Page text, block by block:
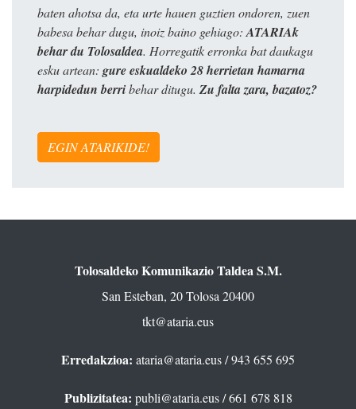
baten ahotsa da, eta urte hauen guztien ondoren, zuen
babesa behar dugu, inoiz baino gehiago: ATARIAk
behar du Tolosaldea. Horregatik erronka bat daukagu
esku artean: gure eskualdeko 28 herrietan hamarna
harpidedun berribehar ditugu. Zu falta zara, bazatoz?
EGIN ATARIKIDE!
Tolosaldeko Komunikazio Taldea S.M.
San Esteban, 20 Tolosa 20400
tkt@ataria.eus
Erredakzioa: ataria@ataria.eus/ 943 655 695
Publizitatea: publi@ataria.eus/ 661 678 818